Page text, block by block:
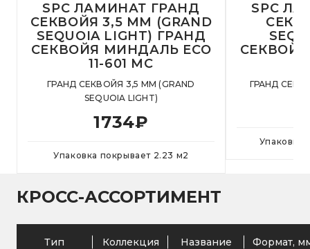
SPC ЛАМИНАТ ГРАНД
СЕКВОЙЯ 3,5 ММ (GRAND
SEQUOIA LIGHT) ГРАНД
СЕКВОЙЯ МИНДАЛЬ ЕСО
11-601 MC
ГРАНД СЕКВОЙЯ 3,5 ММ (GRAND
SEQUOIA LIGHT)
1734₽
Упаковка покрывает 2.23 м2
SPC
ГРАНД
Упаковка
КРОСС-АССОРТИМЕНТ
Тип Коллекция Название Формат,